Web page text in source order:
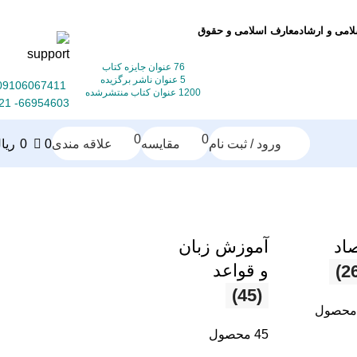
و ارشادمعارف اسلامی و حقوق
76 عنوان جایزه کتاب
5 عنوان ناشر برگزیده
1200 عنوان کتاب منتشرشده
66954603- 021
ورود / ثبت نام0 مقایسه0 علاقه مندی0
آموزش زبان
و قواعد
(45)
45 محصول